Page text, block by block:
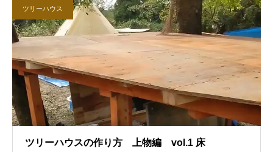
ツリーハウス
ツリーハウスの作り方 上物編 vol.1 床